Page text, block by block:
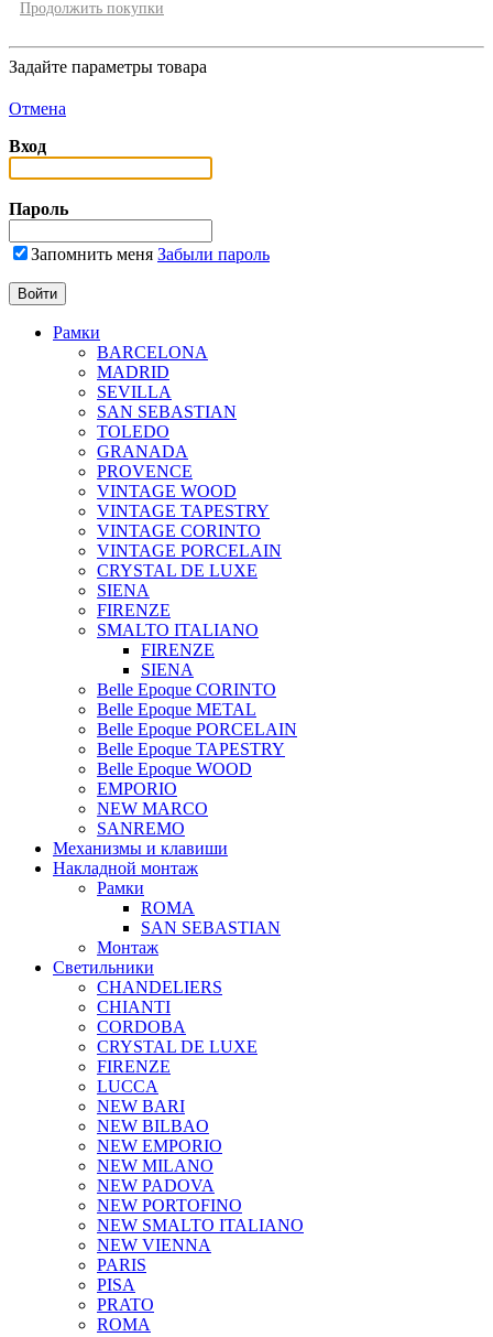
Продолжить покупки
Задайте параметры товара
Отмена
Вход
Пароль
Запомнить меня Забыли пароль
Рамки
BARCELONA
MADRID
SEVILLA
SAN SEBASTIAN
TOLEDO
GRANADA
PROVENCE
VINTAGE WOOD
VINTAGE TAPESTRY
VINTAGE CORINTO
VINTAGE PORCELAIN
CRYSTAL DE LUXE
SIENA
FIRENZE
SMALTO ITALIANO
FIRENZE
SIENA
Belle Epoque CORINTO
Belle Epoque METAL
Belle Epoque PORCELAIN
Belle Epoque TAPESTRY
Belle Epoque WOOD
EMPORIO
NEW MARCO
SANREMO
Механизмы и клавиши
Накладной монтаж
Рамки
ROMA
SAN SEBASTIAN
Монтаж
Светильники
CHANDELIERS
CHIANTI
CORDOBA
CRYSTAL DE LUXE
FIRENZE
LUCCA
NEW BARI
NEW BILBAO
NEW EMPORIO
NEW MILANO
NEW PADOVA
NEW PORTOFINO
NEW SMALTO ITALIANO
NEW VIENNA
PARIS
PISA
PRATO
ROMA